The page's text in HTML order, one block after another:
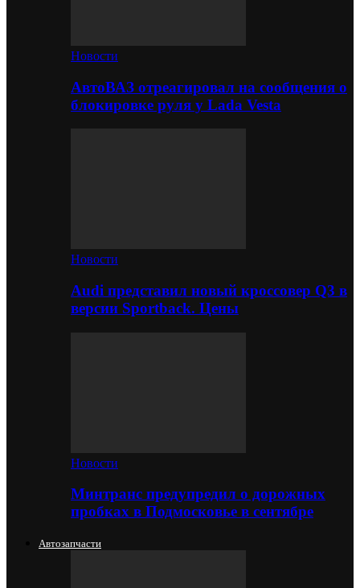
Новости
АвтоВАЗ отреагировал на сообщения о
блокировке руля у Lada Vesta
Новости
Audi представил новый кроссовер Q3 в
версии Sportback. Цены
Новости
Минтранс предупредил о дорожных
пробках в Подмосковье в сентябре
Автозапчасти